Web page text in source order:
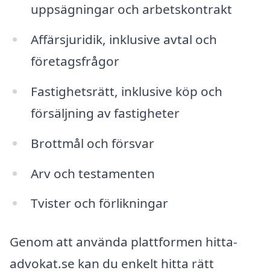
uppsägningar och arbetskontrakt
Affärsjuridik, inklusive avtal och
företagsfrågor
Fastighetsrätt, inklusive köp och
försäljning av fastigheter
Brottmål och försvar
Arv och testamenten
Tvister och förlikningar
Genom att använda plattformen hitta-
advokat.se kan du enkelt hitta rätt